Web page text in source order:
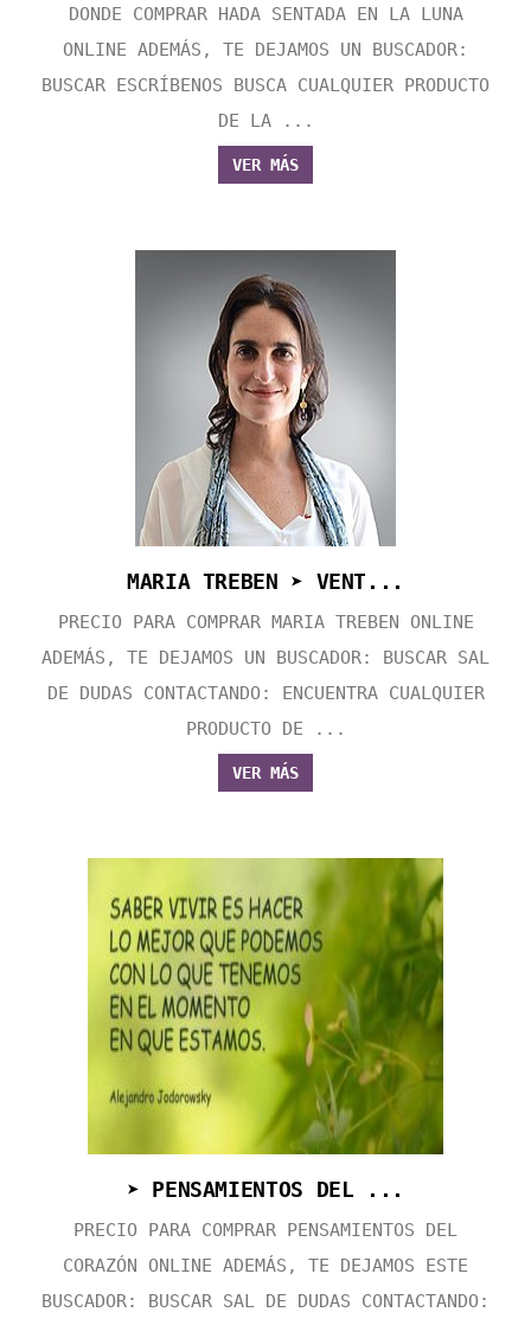
DONDE COMPRAR HADA SENTADA EN LA LUNA
ONLINE ADEMÁS, TE DEJAMOS UN BUSCADOR:
BUSCAR ESCRÍBENOS BUSCA CUALQUIER PRODUCTO
DE LA ...
VER MÁS
MARIA TREBEN ➤ VENT...
PRECIO PARA COMPRAR MARIA TREBEN ONLINE
ADEMÁS, TE DEJAMOS UN BUSCADOR: BUSCAR SAL
DE DUDAS CONTACTANDO: ENCUENTRA CUALQUIER
PRODUCTO DE ...
VER MÁS
➤ PENSAMIENTOS DEL ...
PRECIO PARA COMPRAR PENSAMIENTOS DEL
CORAZÓN ONLINE ADEMÁS, TE DEJAMOS ESTE
BUSCADOR: BUSCAR SAL DE DUDAS CONTACTANDO: